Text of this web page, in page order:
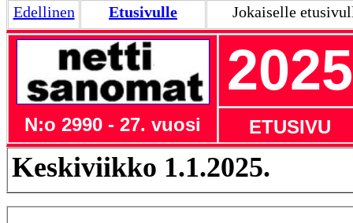
Edellinen Etusivulle Jokaiselle
N:o 2990 - 27. vuosi
2025
ETUSIVU
Keskiviikko 1.1.2025.